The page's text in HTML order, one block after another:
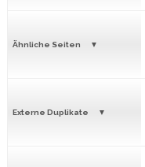
Ähnliche Seiten
Externe Duplikate